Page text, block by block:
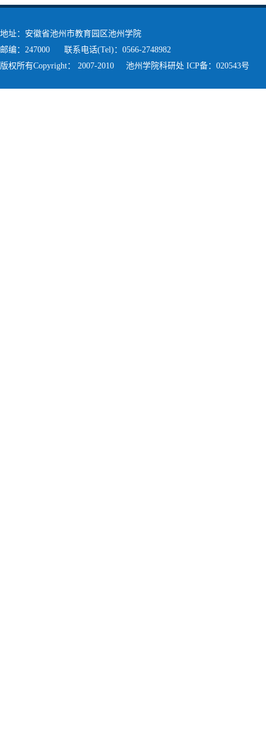
地址：安徽省池州市教育园区池州学院
邮编：247000 联系电话(Tel)：0566-2748982
版权所有Copyright： 2007-2010 池州学院科研处 ICP备：020543号